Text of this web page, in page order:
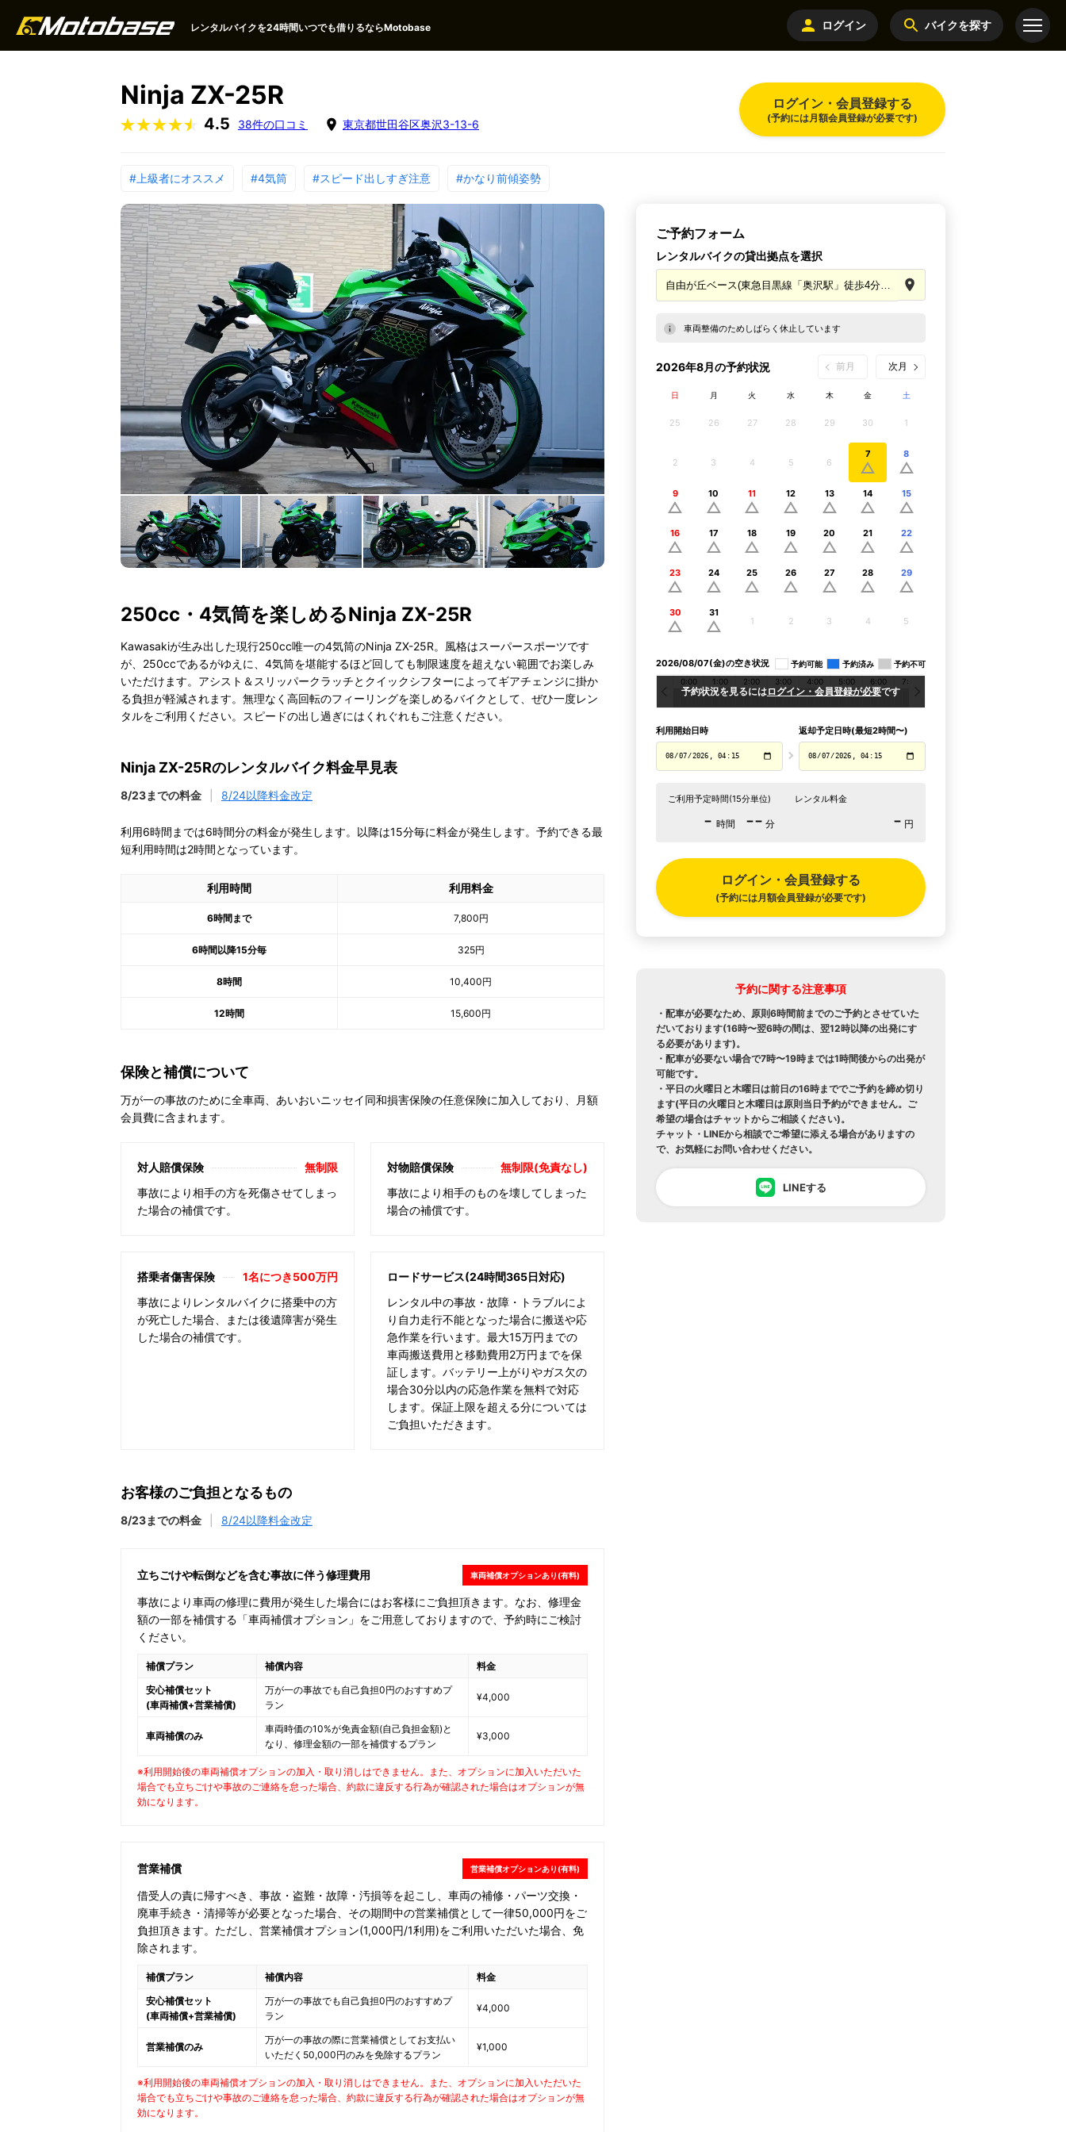
レンタルバイクを24時間いつでも借りるならMotobase ログイン バイクを探す
Ninja ZX-25R
4.5 38件の口コミ 東京都世田谷区奥沢3-13-6
ログイン・会員登録する
(予約には月額会員登録が必要です)
#上級者にオススメ #4気筒 #スピード出しすぎ注意 #かなり前傾姿勢
250cc・4気筒を楽しめるNinja ZX-25R
Kawasakiが生み出した現行250cc唯一の4気筒のNinja ZX-25R。風格はスーパースポーツです
が、250ccであるがゆえに、4気筒を堪能するほど回しても制限速度を超えない範囲でお楽しみ
いただけます。アシスト＆スリッパークラッチとクイックシフターによってギアチェンジに掛か
る負担が軽減されます。無理なく高回転のフィーリングを楽しめるバイクとして、ぜひ一度レン
タルをご利用ください。スピードの出し過ぎにはくれぐれもご注意ください。
Ninja ZX-25Rのレンタルバイク料金早見表
8/23までの料金 8/24以降料金改定
利用6時間までは6時間分の料金が発生します。以降は15分毎に料金が発生します。予約できる最
短利用時間は2時間となっています。
利用時間 利用料金
6時間まで 7,800円
6時間以降15分毎 325円
8時間 10,400円
12時間 15,600円
保険と補償について
万が一の事故のために全車両、あいおいニッセイ同和損害保険の任意保険に加入しており、月額
会員費に含まれます。
対人賠償保険
無制限
事故により相手の方を死傷させてしまっ
た場合の補償です。
対物賠償保険
無制限(免責なし)
事故により相手のものを壊してしまった
場合の補償です。
搭乗者傷害保険
1名につき500万円
事故によりレンタルバイクに搭乗中の方
が死亡した場合、または後遺障害が発生
した場合の補償です。
ロードサービス(24時間365日対応)
レンタル中の事故・故障・トラブルによ
り自力走行不能となった場合に搬送や応
急作業を行います。最大15万円までの
車両搬送費用と移動費用2万円までを保
証します。バッテリー上がりやガス欠の
場合30分以内の応急作業を無料で対応
します。保証上限を超える分については
ご負担いただきます。
お客様のご負担となるもの
8/23までの料金 8/24以降料金改定
立ちごけや転倒などを含む事故に伴う修理費用 車両補償オプションあり(有料)
事故により車両の修理に費用が発生した場合にはお客様にご負担頂きます。なお、修理金
額の一部を補償する「車両補償オプション」をご用意しておりますので、予約時にご検討
ください。
補償プラン 補償内容
料金
安心補償セット
(車両補償+営業補償)
万が一の事故でも自己負担0円のおすすめプ
ラン
¥4,000
車両補償のみ
車両時価の10%が免責金額(自己負担金額)と
なり、修理金額の一部を補償するプラン
¥3,000
※利用開始後の車両補償オプションの加入・取り消しはできません。また、オプションに加入いただいた
場合でも立ちごけや事故のご連絡を怠った場合、約款に違反する行為が確認された場合はオプションが無
効になります。
営業補償 営業補償オプションあり(有料)
借受人の責に帰すべき、事故・盗難・故障・汚損等を起こし、車両の補修・パーツ交換・
廃車手続き・清掃等が必要となった場合、その期間中の営業補償として一律50,000円をご
負担頂きます。ただし、営業補償オプション(1,000円/1利用)をご利用いただいた場合、免
除されます。
補償プラン 補償内容
料金
安心補償セット
(車両補償+営業補償)
万が一の事故でも自己負担0円のおすすめプ
ラン
¥4,000
営業補償のみ
万が一の事故の際に営業補償としてお支払い
いただく50,000円のみを免除するプラン
¥1,000
※利用開始後の車両補償オプションの加入・取り消しはできません。また、オプションに加入いただいた
場合でも立ちごけや事故のご連絡を怠った場合、約款に違反する行為が確認された場合はオプションが無
効になります。
ご予約フォーム
レンタルバイクの貸出拠点を選択
車両整備のためしばらく休止しています
2026年8月の予約状況 前月 次月
日 月 火 水 木 金 土
25 26 27 28 29 30 1
2 3 4 5 6
7 8
9 10 11 12 13 14 15
16 17 18 19 20 21 22
23 24 25 26 27 28 29
30 31
1 2 3 4 5
2026/08/07(金)の空き状況 予約可能 予約済み 予約不可
予約状況を見るにはログイン・会員登録が必要です
0:00 1:00 2:00 3:00 4:00 5:00 6:00 7:00
利用開始日時 返却予定日時(最短2時間〜)
ご利用予定時間(15分単位)
- 時間 -- 分
レンタル料金
- 円
ログイン・会員登録する
(予約には月額会員登録が必要です)
予約に関する注意事項
・配車が必要なため、原則6時間前までのご予約とさせていた
だいております(16時〜翌6時の間は、翌12時以降の出発にす
る必要があります)。
・配車が必要ない場合で7時〜19時までは1時間後からの出発が
可能です。
・平日の火曜日と木曜日は前日の16時まででご予約を締め切り
ます(平日の火曜日と木曜日は原則当日予約ができません。ご
希望の場合はチャットからご相談ください)。
チャット・LINEから相談でご希望に添える場合がありますの
で、お気軽にお問い合わせください。
LINEする